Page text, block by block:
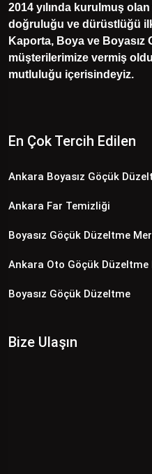
2014 yılında kurulmuş
doğruluğu ve dürüstlüğü
Kaporta, Boya ve Boyasız
müşterilerimize vermiş
mutluluğu içerisindeyiz.
En Çok Tercih Edilen
Ankara Boyasız Göçük
Ankara Far Temizliği
Boyasız Göçük Düzeltme
Ankara Oto Göçük Düzeltme
Boyasız Göçük Düzeltme
Bize Ulaşın